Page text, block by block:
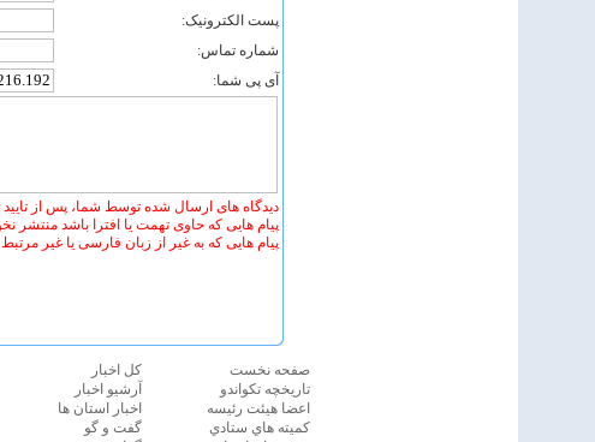
پست الکترونيک:
شماره تماس:
آی پی شما:
دیدگاه های ارسال شده توسط شما، پس از
پیام هایی که حاوی تهمت یا افترا باشد منتشر
پیام هایی که به غیر از زبان فارسی یا غیر
صفحه نخست
تاريخچه تكواندو
اعضا هيئت رئيسه
كميته هاي ستادي
كل اخبار
آرشیو اخبار
اخبار استان ها
گفت و گو